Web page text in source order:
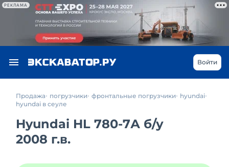
РЕКЛАМА
Войти
Продажа погрузчики фронтальные погрузчики hyundai
hyundai в сеуле
Hyundai HL 780-7А б/у
2008 г.в.